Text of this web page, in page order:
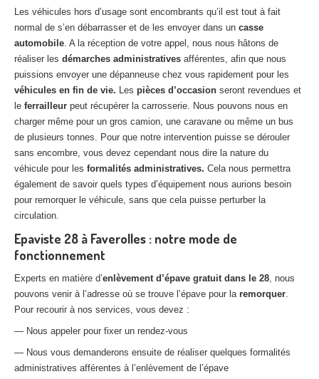
Les véhicules hors d’usage sont encombrants qu’il est tout à fait
normal de s’en débarrasser et de les envoyer dans un casse
automobile. A la réception de votre appel, nous nous hâtons de
réaliser les démarches administratives afférentes, afin que nous
puissions envoyer une dépanneuse chez vous rapidement pour les
véhicules en fin de vie. Les pièces d’occasion seront revendues et
le ferrailleur peut récupérer la carrosserie. Nous pouvons nous en
charger même pour un gros camion, une caravane ou même un bus
de plusieurs tonnes. Pour que notre intervention puisse se dérouler
sans encombre, vous devez cependant nous dire la nature du
véhicule pour les formalités administratives. Cela nous permettra
également de savoir quels types d’équipement nous aurions besoin
pour remorquer le véhicule, sans que cela puisse perturber la
circulation.
Epaviste 28 à Faverolles : notre mode de
fonctionnement
Experts en matière d’enlèvement d’épave gratuit dans le 28, nous
pouvons venir à l’adresse où se trouve l’épave pour la remorquer.
Pour recourir à nos services, vous devez :
— Nous appeler pour fixer un rendez-vous
— Nous vous demanderons ensuite de réaliser quelques formalités
administratives afférentes à l’enlèvement de l’épave